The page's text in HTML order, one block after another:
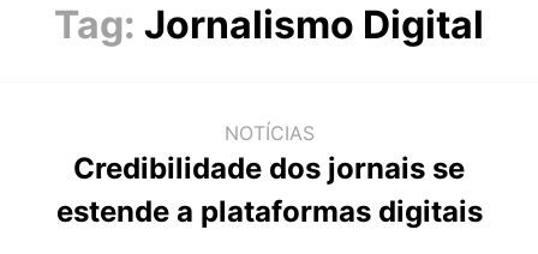
Tag: Jornalismo Digital
NOTÍCIAS
Credibilidade dos jornais se
estende a plataformas digitais